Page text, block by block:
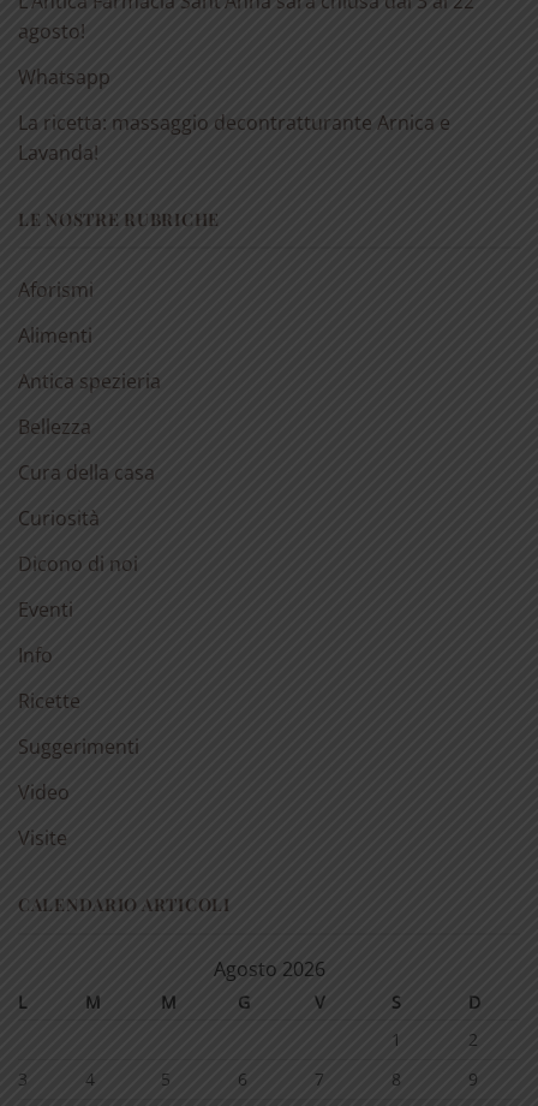
agosto!
Whatsapp
La ricetta: massaggio decontratturante Arnica e
Lavanda!
LE NOSTRE RUBRICHE
Aforismi
Alimenti
Antica spezieria
Bellezza
Cura della casa
Curiosità
Dicono di noi
Eventi
Info
Ricette
Suggerimenti
Video
Visite
CALENDARIO ARTICOLI
Agosto 2026
L M M G V S
D
1
2
3
4 5 6 7 8 9